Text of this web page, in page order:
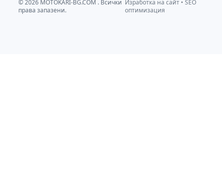
b
o
u
b
e
d
© 2026 MOTOKARI-BG.COM . Всички
права запазени.
Изработка на сайт •SEO
оптимизация